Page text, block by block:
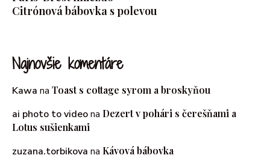
Citrónová bábovka s polevou
Najnovšie komentáre
Kawa na Toast s cottage syrom a broskyňou
ai photo to videona Dezert v pohári s čerešňami a
Lotus sušienkami
zuzana.torbikova na Kávová bábovka